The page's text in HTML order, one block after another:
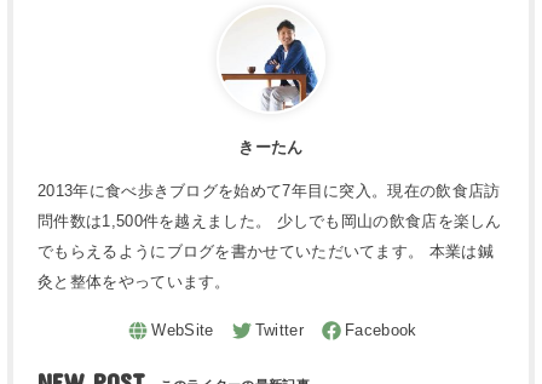
きーたん
2013年に食べ歩きブログを始めて7年目に突入。現在の飲食店訪
問件数は1,500件を越えました。 少しでも岡山の飲食店を楽しん
でもらえるようにブログを書かせていただいてます。 本業は鍼
灸と整体をやっています。